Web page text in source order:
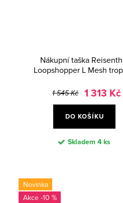
Nákupní taška
Loopshopper L Mesh
1 545 Kč 1 313 Kč
DO KOŠÍKU
Skladem4 ks
Novinka
-10 %